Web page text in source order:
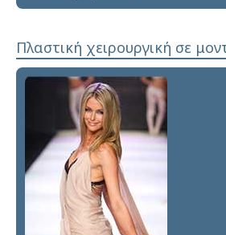
Πλαστική χειρουργική σε